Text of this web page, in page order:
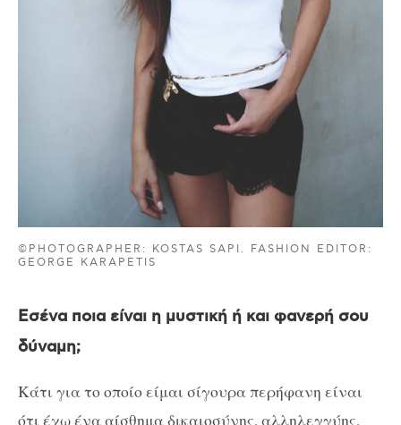
©PHOTOGRAPHER: KOSTAS SAPI. FASHION EDITOR:
GEORGE KARAPETIS
Εσένα ποια είναι η μυστική ή και φανερή σου
δύναμη;
Κάτι για το οποίο είμαι σίγουρα περήφανη είναι
ότι έχω ένα αίσθημα δικαιοσύνης, αλληλεγγύης,